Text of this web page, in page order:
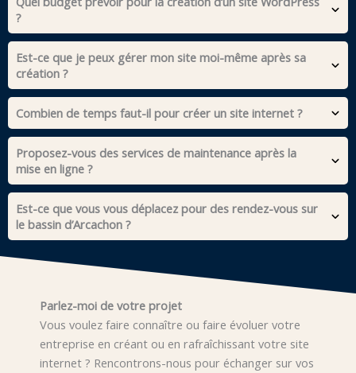
?
Est-ce que je peux gérer mon site moi-même après sa
création ?
Combien de temps faut-il pour créer un site internet ?
Proposez-vous des services de maintenance après la
mise en ligne ?
Est-ce que vous vous déplacez pour des rendez-vous sur
le bassin d’Arcachon ?
Parlez-moi de votre projet
Vous voulez faire connaître ou faire évoluer votre
entreprise en créant ou en rafraîchissant votre site
internet ? Rencontrons-nous pour échanger sur vos